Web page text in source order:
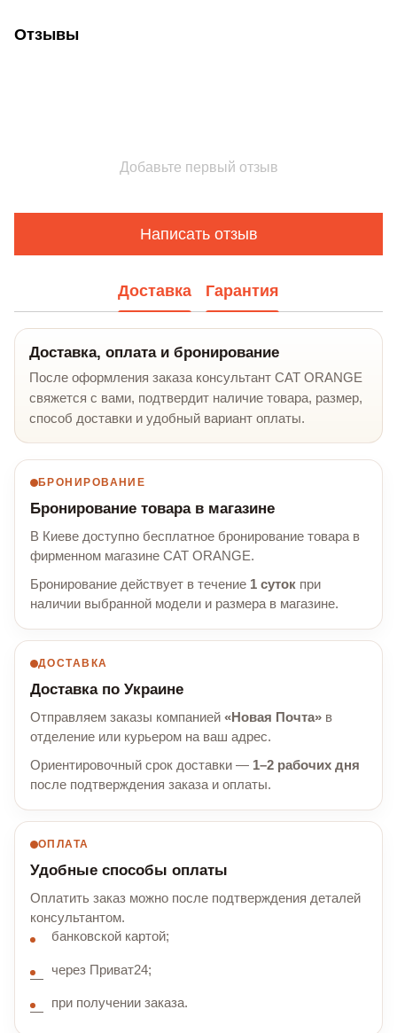
Отзывы
Добавьте первый отзыв
Написать отзыв
Доставка Гарантия
Доставка, оплата и бронирование
После оформления заказа консультант CAT ORANGE
свяжется с вами, подтвердит наличие товара, размер,
способ доставки и удобный вариант оплаты.
БРОНИРОВАНИЕ
Бронирование товара в магазине
В Киеве доступно бесплатное бронирование товара в
фирменном магазине CAT ORANGE.
Бронирование действует в течение 1 суток при
наличии выбранной модели и размера в магазине.
ДОСТАВКА
Доставка по Украине
Отправляем заказы компанией «Новая Почта» в
отделение или курьером на ваш адрес.
Ориентировочный срок доставки — 1–2 рабочих дня
после подтверждения заказа и оплаты.
ОПЛАТА
Удобные способы оплаты
Оплатить заказ можно после подтверждения деталей
консультантом.
банковской картой;
через Приват24;
при получении заказа.